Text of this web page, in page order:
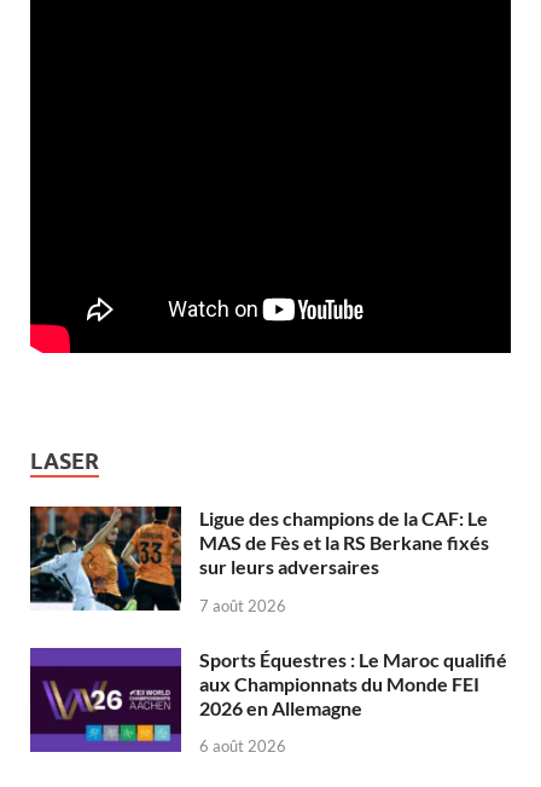
LASER
Ligue des champions de la CAF: Le
MAS de Fès et la RS Berkane fixés
sur leurs adversaires
7 août 2026
Sports Équestres : Le Maroc qualifié
aux Championnats du Monde FEI
2026 en Allemagne
6 août 2026